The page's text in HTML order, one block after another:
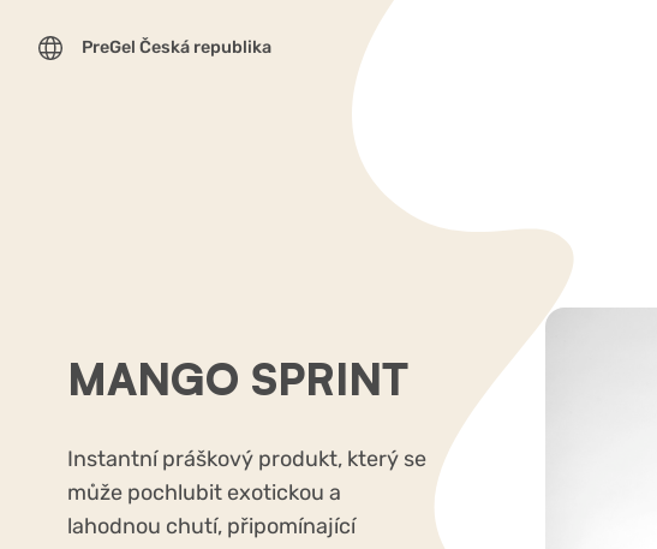
PreGel Česká republika
MANGO SPRINT
Instantní práškový produkt, který se
může pochlubit exotickou a
lahodnou chutí, připomínající